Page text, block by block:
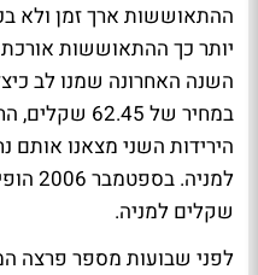
ההתאוששות ארך זמן ולא
יותר כך ההתאוששות
השנה האחרונה שמנו לב
במחיר של
שקלים למניה.
לפני שבועות מספר פרצה